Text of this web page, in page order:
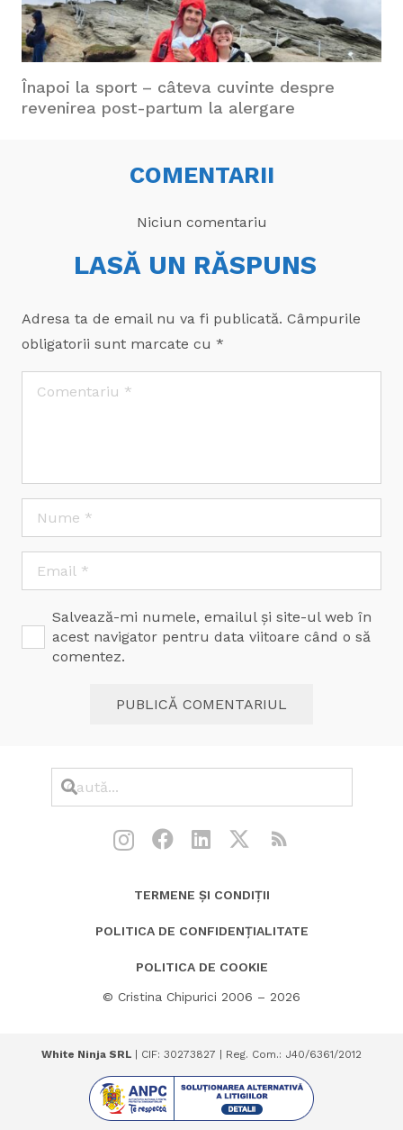
Înapoi la sport – câteva cuvinte despre
revenirea post-partum la alergare
COMENTARII
Niciun comentariu
LASĂ UN RĂSPUNS
Adresa ta de email nu va fi publicată. Câmpurile
obligatorii sunt marcate cu *
Salvează-mi numele, emailul și site-ul web în
acest navigator pentru data viitoare când o să
comentez.
PUBLICĂ COMENTARIUL
TERMENE ȘI CONDIȚII
POLITICA DE CONFIDENȚIALITATE
POLITICA DE COOKIE
© Cristina Chipurici 2006 – 2026
White Ninja SRL | CIF: 30273827 | Reg. Com.: J40/6361/2012